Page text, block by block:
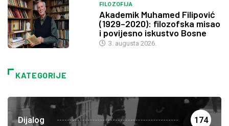
FILOZOFIJA
Akademik Muhamed Filipović
(1929–2020): filozofska misao
i povijesno iskustvo Bosne
3. augusta 2026.
KATEGORIJE
Dijalog 174